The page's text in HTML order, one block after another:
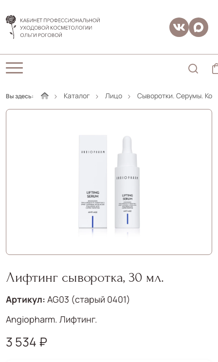
Вы здесь: Каталог Лицо Сыворотки. Серумы.
Лифтинг сыворотка, 30 мл.
Артикул: AG03 (старый 0401)
Angiopharm. Лифтинг.
3 534 ₽